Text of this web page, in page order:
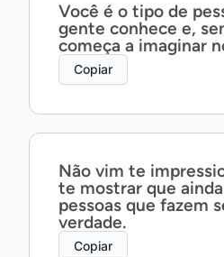
Você é o tipo de
gente conhece e,
começa a imaginar
Copiar
Não vim te
te mostrar que
pessoas que fazem
verdade.
Copiar